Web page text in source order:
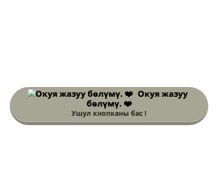
Окуя жазуу
бөлүмү. ❤️
Ушул кнопканы бас !